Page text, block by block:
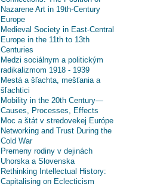
Nazarene Art in 19th-Century
Europe
Medieval Society in East-Central
Europe in the 11th to 13th
Centuries
Medzi sociálnym a politickým
radikalizmom 1918 - 1939
Mestá a šľachta, mešťania a
šľachtici
Mobility in the 20th Century—
Causes, Processes, Effects
Moc a štát v stredovekej Európe
Networking and Trust During the
Cold War
Premeny rodiny v dejinách
Uhorska a Slovenska
Rethinking Intellectual History:
Capitalising on Eclecticism